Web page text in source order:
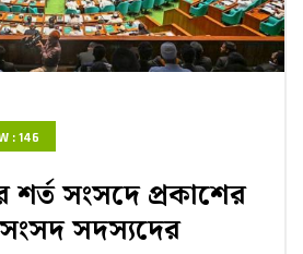
: 146
শর্ত সংসদে প্রকাশের
সংসদ সদস্যদের